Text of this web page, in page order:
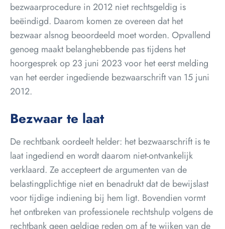
bezwaarprocedure in 2012 niet rechtsgeldig is
beëindigd. Daarom komen ze overeen dat het
bezwaar alsnog beoordeeld moet worden. Opvallend
genoeg maakt belanghebbende pas tijdens het
hoorgesprek op 23 juni 2023 voor het eerst melding
van het eerder ingediende bezwaarschrift van 15 juni
2012.
Bezwaar te laat
De rechtbank oordeelt helder: het bezwaarschrift is te
laat ingediend en wordt daarom niet-ontvankelijk
verklaard. Ze accepteert de argumenten van de
belastingplichtige niet en benadrukt dat de bewijslast
voor tijdige indiening bij hem ligt. Bovendien vormt
het ontbreken van professionele rechtshulp volgens de
rechtbank geen geldige reden om af te wijken van de